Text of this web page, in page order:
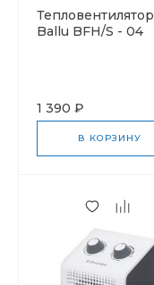
Тепловентилятор
Ballu BFH/S - 04
1 390 ₽
В КОРЗИНУ